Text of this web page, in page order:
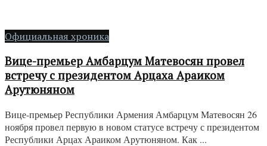
Официальная хроника
Вице-премьер Амбарцум Матевосян провел
встречу с президентом Арцаха Араиком
Арутюняном
Вице-премьер Республики Армения Амбарцум Матевосян 26
ноября провел первую в новом статусе встречу с президентом
Республики Арцах Араиком Арутюняном. Как ...